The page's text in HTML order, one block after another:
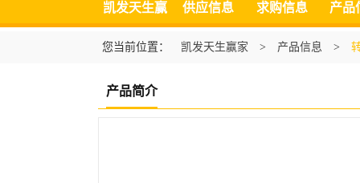
凯发天生赢
家
供应信息 求购信息 产品
您当前位置： 凯发天生赢家 > 产品信息 >
产品简介